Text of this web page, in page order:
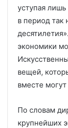
уступая
в период так
экономики
вещей,
вместе
По словам
крупнейших